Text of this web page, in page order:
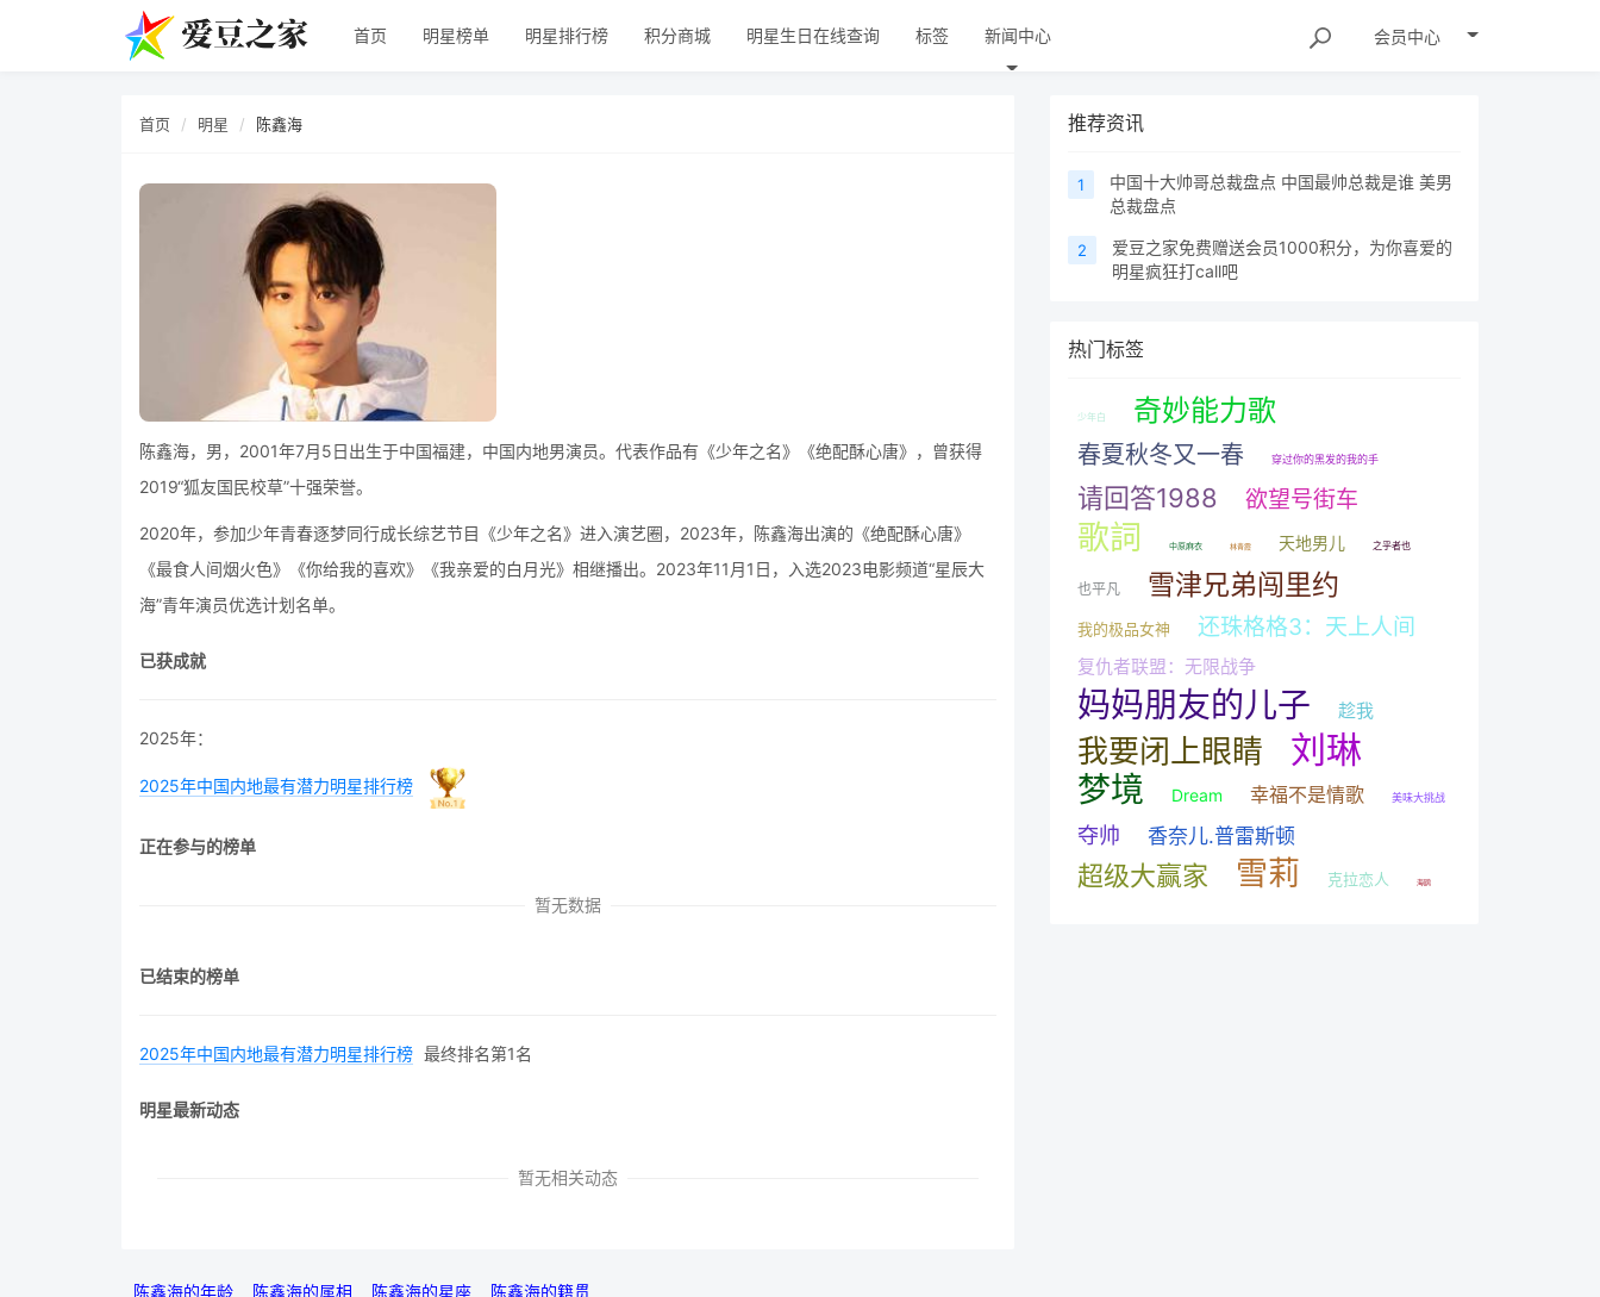
首页 明星榜单 明星排行榜 积分商城 明星生日在线查询 标签 新闻中心 会员中心
首页 明星 陈鑫海
陈鑫海，男，2001年7月5日出生于中国福建，中国内地男演员。代表作品有《少年之名》《绝配酥心唐》，曾获得
2019“狐友国民校草”十强荣誉。
2020年，参加少年青春逐梦同行成长综艺节目《少年之名》进入演艺圈，2023年，陈鑫海出演的《绝配酥心唐》
《最食人间烟火色》《你给我的喜欢》《我亲爱的白月光》相继播出。2023年11月1日，入选2023电影频道“星辰大
海”青年演员优选计划名单。
已获成就
2025年：
2025年中国内地最有潜力明星排行榜
正在参与的榜单
暂无数据
已结束的榜单
2025年中国内地最有潜力明星排行榜 最终排名第1名
明星最新动态
暂无相关动态
陈鑫海的年龄 陈鑫海的属相 陈鑫海的星座 陈鑫海的籍贯
推荐资讯
1
中国十大帅哥总裁盘点 中国最帅总裁是谁 美男
总裁盘点
2
爱豆之家免费赠送会员1000积分，为你喜爱的
明星疯狂打call吧
热门标签
少年白 奇妙能力歌
春夏秋冬又一春 穿过你的黑发的我的手
请回答1988 欲望号街车
歌詞 中原麻衣 林青霞 天地男儿 之乎者也
也平凡 雪津兄弟闯里约
我的极品女神 还珠格格3：天上人间
复仇者联盟：无限战争
妈妈朋友的儿子 趁我
我要闭上眼睛 刘琳
梦境 Dream 幸福不是情歌 美味大挑战
夺帅 香奈儿.普雷斯顿
超级大赢家 雪莉 克拉恋人 海鸥